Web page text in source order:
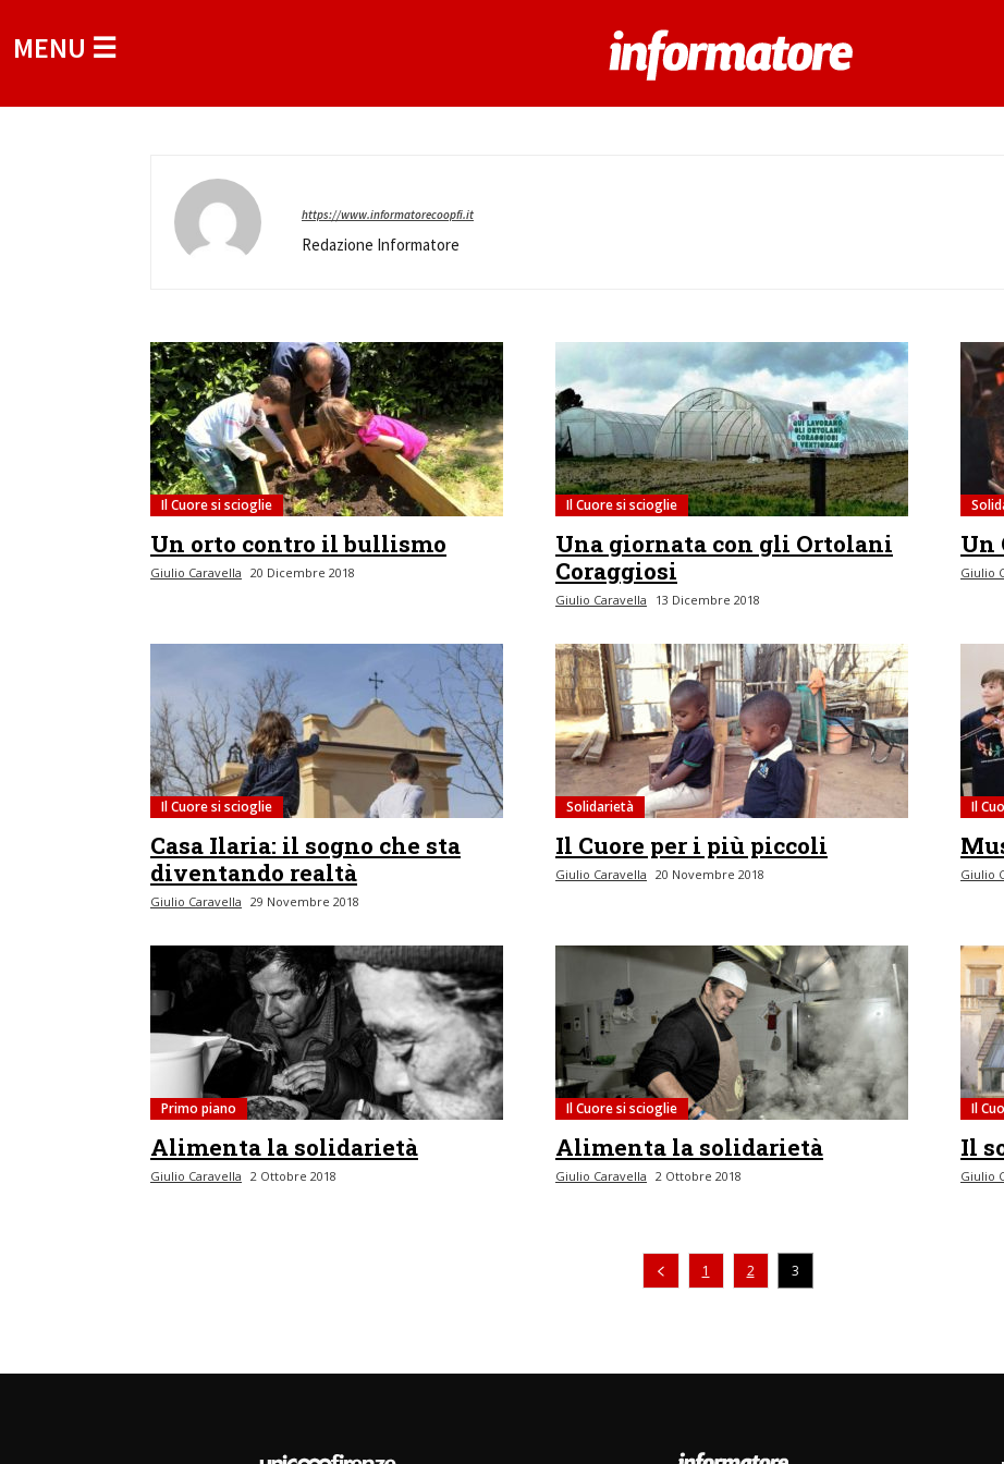
MENU ☰
https://www.informatorecoopfi.it
Redazione Informatore
Il Cuore si scioglie
Un orto contro il bullismo
Giulio Caravella 20 Dicembre 2018
Il Cuore si scioglie
Una giornata con gli Ortolani
Coraggiosi
Giulio Caravella 13 Dicembre 2018
Un
Giulio
Il Cuore si scioglie
Casa Ilaria: il sogno che sta
diventando realtà
Giulio Caravella 29 Novembre 2018
Solidarietà
Il Cuore per i più piccoli
Giulio Caravella 20 Novembre 2018
Il
Giulio
Primo piano
Alimenta la solidarietà
Giulio Caravella 2 Ottobre 2018
Il Cuore si scioglie
Alimenta la solidarietà
Giulio Caravella 2 Ottobre 2018
Il
Il
Giulio
Pagina precedente
1 2 3